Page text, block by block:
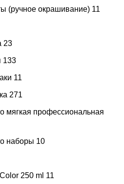
(ручное окрашивание) 11
23
133
11
271
мягкая профессиональная
наборы 10
250 ml 11